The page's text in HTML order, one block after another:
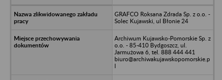
GRAFCO Roksana Zdrada Sp. z o.o. -
Solec Kujawski, ul Błonie 24
Archiwum Kujawsko-Pomorskie Sp. z
o.o. - 85-410 Bydgoszcz, ul.
Jarmużowa 6, tel. 888 444 441
biuro@archiwakujawskopomorskie.p
l